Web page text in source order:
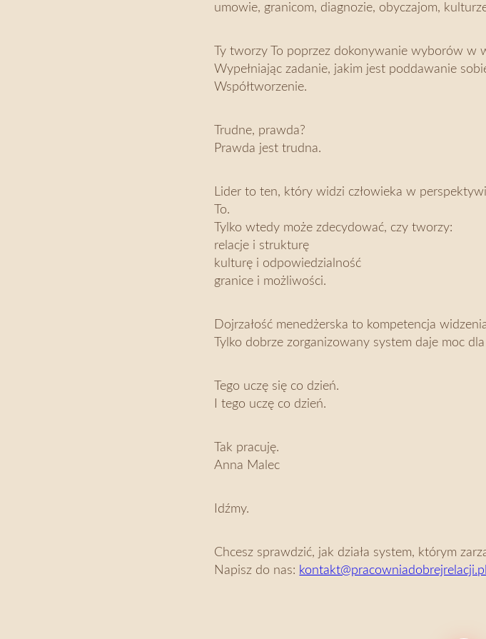
umowie, granicom, diagnozie, obyczajom,
Ty tworzy To poprzez dokonywanie wyborów w
Wypełniając zadanie, jakim jest poddawanie
Współtworzenie.
Trudne, prawda?
Prawda jest trudna.
Lider to ten, który widzi człowieka w
To.
Tylko wtedy może zdecydować, czy tworzy:
relacje i strukturę
kulturę i odpowiedzialność
granice i możliwości.
Dojrzałość menedżerska to kompetencja
Tylko dobrze zorganizowany system daje moc
Tego uczę się co dzień.
I tego uczę co dzień.
Tak pracuję.
Anna Malec
Idźmy.
Chcesz sprawdzić, jak działa system, którym
Napisz do nas: kontakt@pracowniadobrejrelacji.pl